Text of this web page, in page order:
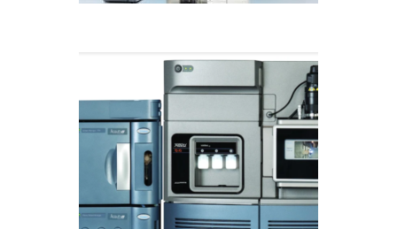
Espectrómetro de masas Xevo® TQ-XS
CROMATOGRAFÍA LIQUIDA